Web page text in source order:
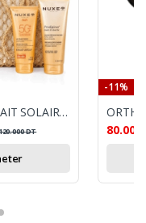
NUXE SUN LAIT SOLAIRE SPF50+ + HUILE DE DOUCHE 200ML + SAC OFFERTS
DT
-11%
80.000